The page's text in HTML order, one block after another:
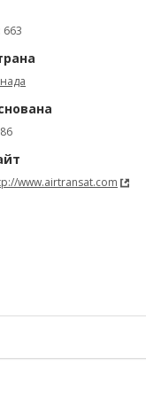
663
www.airtransat.com